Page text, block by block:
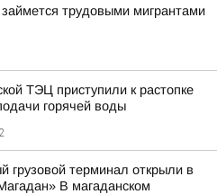
трудовыми мигрантами
ТЭЦ приступили к растопке
горячей воды
грузовой терминал открыли в
В магаданском